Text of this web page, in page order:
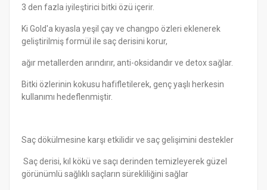
3 den fazla iyileştirici bitki özü içerir.
Ki Gold'a kıyasla yeşil çay ve changpo özleri eklenerek
geliştirilmiş formül ile saç derisini korur,
ağır metallerden arındırır, anti-oksidandır ve detox sağlar.
Bitki özlerinin kokusu hafifletilerek, genç yaşlı herkesin
kullanımı hedeflenmiştir.
Saç dökülmesine karşı etkilidir ve saç gelişimini destekler
Saç derisi, kıl kökü ve saçı derinden temizleyerek güzel
görünümlü sağlıklı saçların sürekliliğini sağlar